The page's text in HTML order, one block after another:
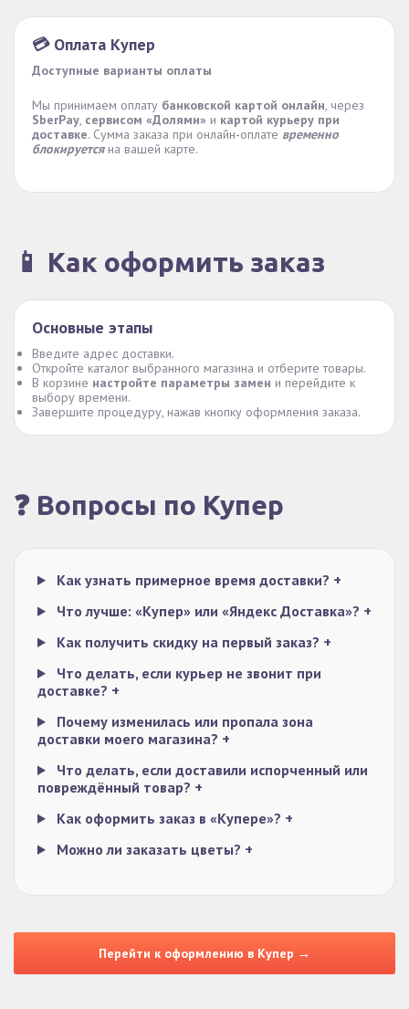
💳 Оплата Купер
Доступные варианты оплаты
Мы принимаем оплату банковской картой онлайн, через
SberPay, сервисом «Долями» и картой курьеру при
доставке. Сумма заказа при онлайн-оплате временно
блокируетсяна вашей карте.
📱 Как оформить заказ
Основные этапы
Введите адрес доставки.
Откройте каталог выбранного магазина и отберите товары.
В корзине настройте параметры замен и перейдите к
выбору времени.
Завершите процедуру, нажав кнопку оформления заказа.
❓ Вопросы по Купер
Как узнать примерное время доставки? +
Что лучше: «Купер» или «Яндекс Доставка»? +
Как получить скидку на первый заказ? +
Что делать, если курьер не звонит при
доставке? +
Почему изменилась или пропала зона
доставки моего магазина? +
Что делать, если доставили испорченный или
повреждённый товар? +
Как оформить заказ в «Купере»? +
Можно ли заказать цветы? +
Перейти к оформлению в Купер →